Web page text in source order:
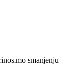
smanjenju